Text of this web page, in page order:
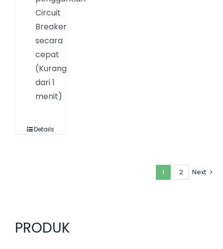
Circuit
Breaker
secara
cepat
(Kurang
dari 1
menit)
Details
1 2 Next
PRODUK